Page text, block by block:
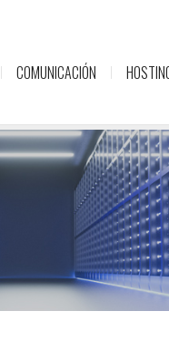
COMUNICACIÓN